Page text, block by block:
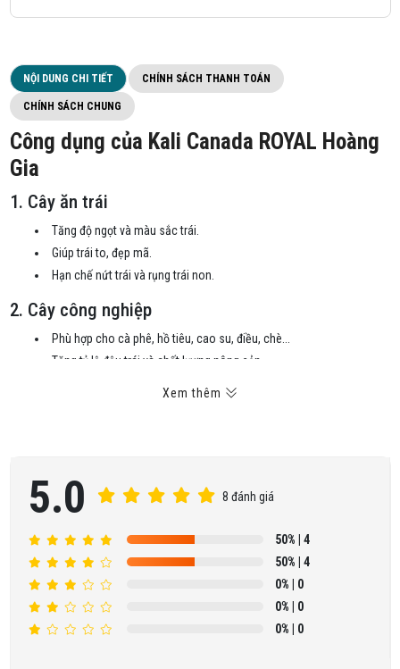
NỘI DUNG CHI TIẾT CHÍNH SÁCH THANH TOÁN
CHÍNH SÁCH CHUNG
Công dụng của Kali Canada ROYAL Hoàng
Gia
1. Cây ăn trái
Tăng độ ngọt và màu sắc trái.
Giúp trái to, đẹp mã.
Hạn chế nứt trái và rụng trái non.
2. Cây công nghiệp
Phù hợp cho cà phê, hồ tiêu, cao su, điều, chè...
Tăng tỷ lệ đậu trái và chất lượng nông sản.
Kéo dài thời gian bảo quản sau thu hoạch.
Làm cứng thân cây.
Hạn chế đổ ngã.
Tăng tỷ lệ hạt chắc.
5. Nguyên liệu sản xuất phân bón
Xem thêm
5.0 8 đánh giá
50% | 4
50% | 4
0% | 0
0% | 0
0% | 0